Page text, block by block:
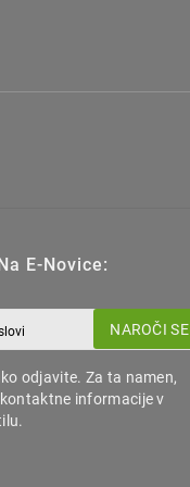
E-Novice:
NAROČI SE
odjavite. Za ta namen,
informacije v